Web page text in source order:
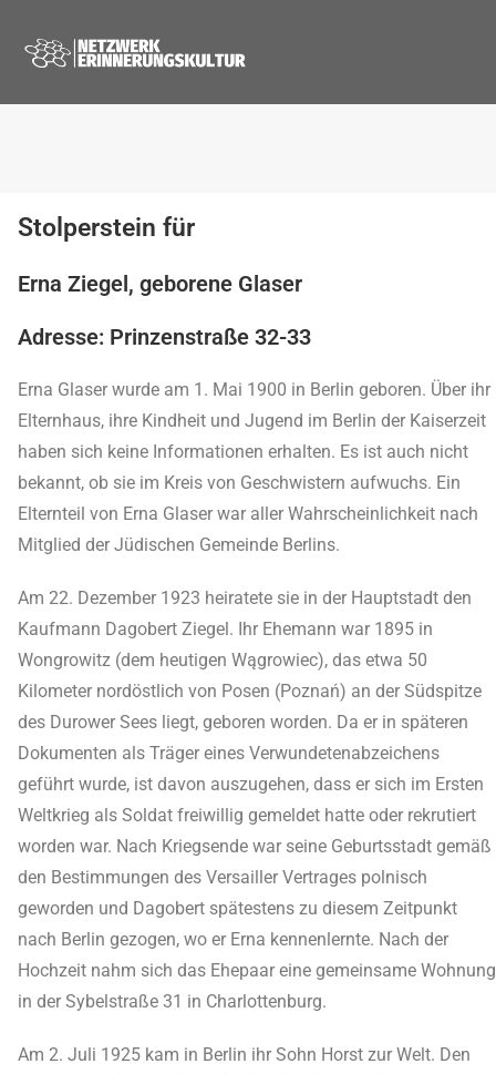
Stolperstein für
Erna Ziegel, geborene Glaser
Adresse: Prinzenstraße 32-33
Erna Glaser wurde am 1. Mai 1900 in Berlin geboren. Über ihr
Elternhaus, ihre Kindheit und Jugend im Berlin der Kaiserzeit
haben sich keine Informationen erhalten. Es ist auch nicht
bekannt, ob sie im Kreis von Geschwistern aufwuchs. Ein
Elternteil von Erna Glaser war aller Wahrscheinlichkeit nach
Mitglied der Jüdischen Gemeinde Berlins.
Am 22. Dezember 1923 heiratete sie in der Hauptstadt den
Kaufmann Dagobert Ziegel. Ihr Ehemann war 1895 in
Wongrowitz (dem heutigen Wągrowiec), das etwa 50
Kilometer nordöstlich von Posen (Poznań) an der Südspitze
des Durower Sees liegt, geboren worden. Da er in späteren
Dokumenten als Träger eines Verwundetenabzeichens
geführt wurde, ist davon auszugehen, dass er sich im Ersten
Weltkrieg als Soldat freiwillig gemeldet hatte oder rekrutiert
worden war. Nach Kriegsende war seine Geburtsstadt gemäß
den Bestimmungen des Versailler Vertrages polnisch
geworden und Dagobert spätestens zu diesem Zeitpunkt
nach Berlin gezogen, wo er Erna kennenlernte. Nach der
Hochzeit nahm sich das Ehepaar eine gemeinsame Wohnung
in der Sybelstraße 31 in Charlottenburg.
Am 2. Juli 1925 kam in Berlin ihr Sohn Horst zur Welt. Den